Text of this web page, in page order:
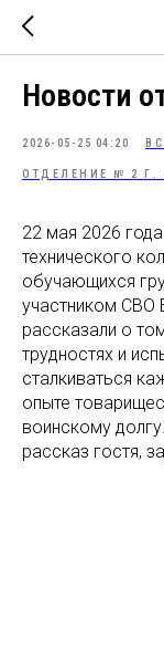
Новости
2026-05-25 04:20
ОТДЕЛЕНИЕ № 2 Г.
22 мая 2026
технического
обучающихся
участником
рассказали о
трудностях и
сталкиваться
опыте
воинскому
рассказ гостя,